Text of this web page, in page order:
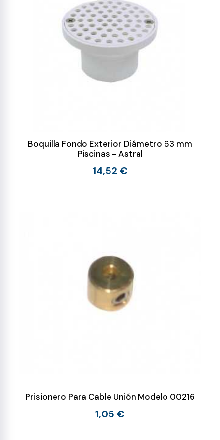
Boquilla Fondo Exterior Diámetro 63 mm
Piscinas - Astral
14,52 €
Prisionero Para Cable Unión Modelo 00216
1,05 €